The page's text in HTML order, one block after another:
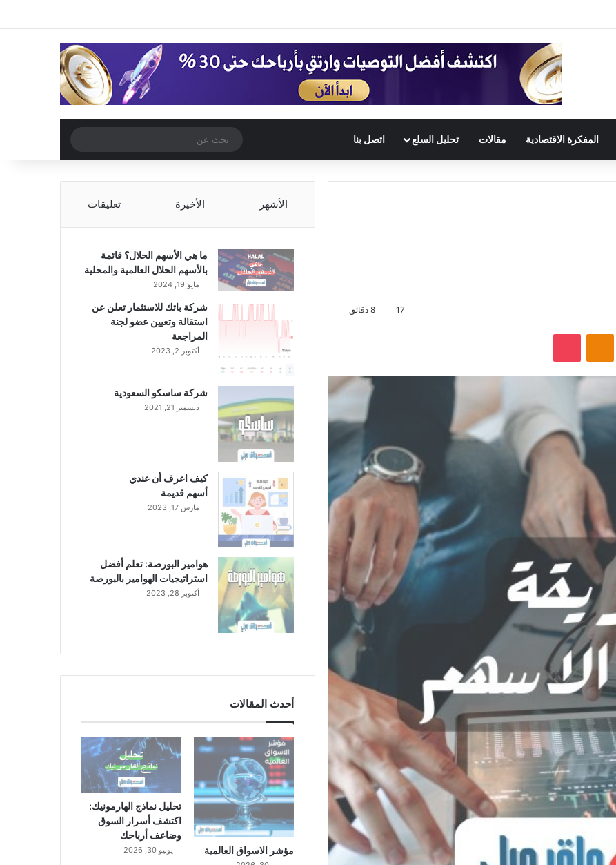
المفكرة الاقتصادية مقالات تحليل السلع اتصل بنا مقال عشوائي
عن
17
الأشهر الأخيرة تعليقات
ما هي الأسهم الحلال؟ قائمة
بالأسهم الحلال العالمية والمحلية
مايو 19, 2024
شركة باتك للاستثمار تعلن عن
استقالة وتعيين عضو لجنة
المراجعة
أكتوبر 2, 2023
شركة ساسكو السعودية
ديسمبر 21, 2021
كيف اعرف أن عندي
أسهم قديمة
مارس 17, 2023
هوامير البورصة: تعلم أفضل
استراتيجيات الهوامير بالبورصة
أكتوبر 28, 2023
أحدث المقالات
مؤشر الاسواق العالمية
تحليل نماذج الهارمونيك:
اكتشف أسرار السوق
وضاعف أرباحك
يونيو 30, 2026